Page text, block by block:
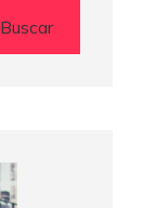
Buscar